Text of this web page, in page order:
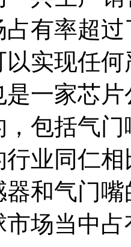
有率超
实现任
是一家芯
包括气
行业同仁
器和气门
场当中